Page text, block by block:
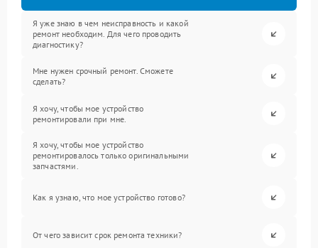
Я уже знаю в чем неисправность и какой
ремонт необходим. Для чего проводить
диагностику?
Мне нужен срочный ремонт. Сможете
сделать?
Я хочу, чтобы мое устройство
ремонтировали при мне.
Я хочу, чтобы мое устройство
ремонтировалось только оригинальными
запчастями.
Как я узнаю, что мое устройство готово?
От чего зависит срок ремонта техники?